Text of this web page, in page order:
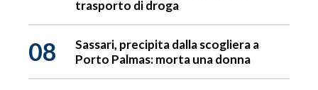
trasporto di droga
08
Sassari, precipita dalla scogliera a
Porto Palmas: morta una donna